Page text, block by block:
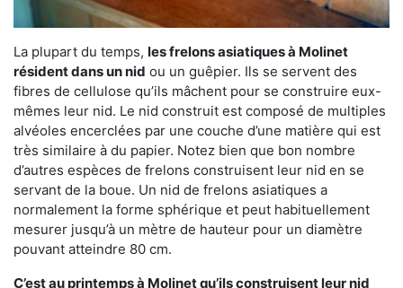
La plupart du temps, les frelons asiatiques à Molinet
résident dans un nid ou un guêpier. Ils se servent des
fibres de cellulose qu’ils mâchent pour se construire eux-
mêmes leur nid. Le nid construit est composé de multiples
alvéoles encerclées par une couche d’une matière qui est
très similaire à du papier. Notez bien que bon nombre
d’autres espèces de frelons construisent leur nid en se
servant de la boue. Un nid de frelons asiatiques a
normalement la forme sphérique et peut habituellement
mesurer jusqu’à un mètre de hauteur pour un diamètre
pouvant atteindre 80 cm.
C’est au printemps à Molinet qu’ils construisent leur nid